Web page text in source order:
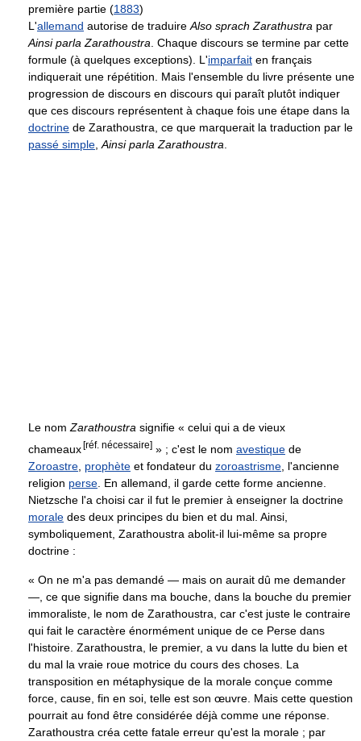
première partie (1883)
L'allemand autorise de traduireAlso sprach Zarathustra par
Ainsi parla Zarathoustra. Chaque discours se termine par cette
formule (à quelques exceptions). L'imparfait en français
indiquerait une répétition. Mais l'ensemble du livre présente une
progression de discours en discours qui paraît plutôt indiquer
que ces discours représentent à chaque fois une étape dans la
doctrine de Zarathoustra, ce que marquerait la traduction par le
passé simple,Ainsi parla Zarathoustra.
Le nomZarathoustra signifie « celui qui a de vieux
chameaux [réf. nécessaire] » ; c'est le nom avestique de
Zoroastre prophète et fondateur du zoroastrisme , l'ancienne
religion perse . En allemand, il garde cette forme ancienne.
Nietzsche l'a choisi car il fut le premier à enseigner la doctrine
morale des deux principes du bien et du mal. Ainsi,
symboliquement, Zarathoustra abolit-il lui-même sa propre
doctrine :
« On ne m'a pas demandé — mais on aurait dû me demander
—, ce que signifie dans ma bouche, dans la bouche du premier
immoraliste, le nom de Zarathoustra, car c'est juste le contraire
qui fait le caractère énormément unique de ce Perse dans
l'histoire. Zarathoustra, le premier, a vu dans la lutte du bien et
du mal la vraie roue motrice du cours des choses. La
transposition en métaphysique de la morale conçue comme
force, cause, fin en soi, telle est son œuvre. Mais cette question
pourrait au fond être considérée déjà comme une réponse.
Zarathoustra créa cette fatale erreur qu'est la morale ; par